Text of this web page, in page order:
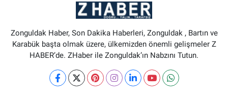
Zonguldak Haber, Son Dakika Haberleri, Zonguldak , Bartın ve
Karabük başta olmak üzere, ülkemizden önemli gelişmeler Z
HABER’de. ZHaber ile Zonguldak’ın Nabzını Tutun.